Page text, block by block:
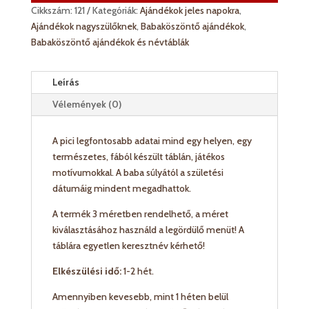
Cikkszám:121 Kategóriák:Ajándékok jeles napokra,
Ajándékok nagyszülőknek,Babaköszöntő ajándékok,
Babaköszöntő ajándékok és névtáblák
Leírás
Vélemények (0)
A pici legfontosabb adatai mind egy helyen, egy
természetes, fából készült táblán, játékos
motívumokkal. A baba súlyától a születési
dátumáig mindent megadhattok.
A termék 3 méretben rendelhető, a méret
kiválasztásához használd a legördülő menüt! A
táblára egyetlen keresztnév kérhető!
Elkészülési idő:1-2 hét.
Amennyiben kevesebb, mint 1 héten belül